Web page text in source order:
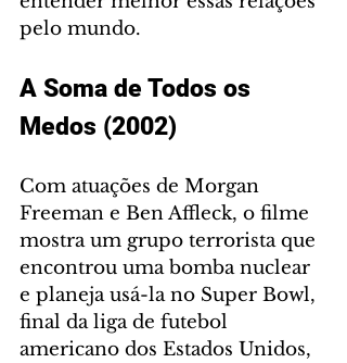
pelo mundo.
A Soma de Todos os
Medos (2002)
Com atuações de Morgan
Freeman e Ben Affleck, o filme
mostra um grupo terrorista que
encontrou uma bomba nuclear
e planeja usá-la no Super Bowl,
final da liga de futebol
americano dos Estados Unidos,